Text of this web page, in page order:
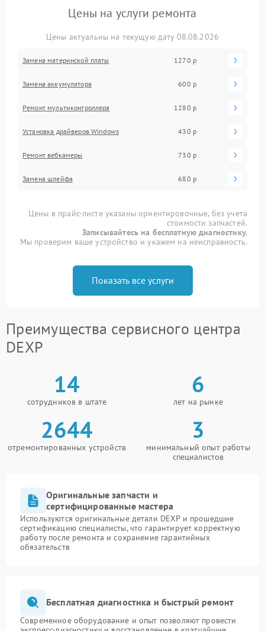
Цены на услуги ремонта
Цены актуальны на текущую дату 08.08.2026
Замена материнской платы 1270 р
Замена аккумулятора 600 р
Ремонт мультиконтроллера 1280 р
Установка драйверов Windows 430 р
Ремонт вебкамеры 730 р
Замена шлейфа 680 р
Цены в прайс-листе указаны ориентировочные, без учета
стоимости запчастей.
Записывайтесь на бесплатную диагностику.
Мы проверим ваше устройство и укажем на неисправность.
Показать все услуги
Преимущества сервисного центра
DEXP
14
сотрудников в штате
6
лет на рынке
2644
отремонтированных устройств
3
минимальный опыт работы
специалистов
Оригинальные запчасти и
сертифицированные мастера
Используются оригинальные детали DEXP и прошедшие
сертификацию специалисты, что гарантирует корректную
работу после ремонта и сохранение гарантийных
обязательств
Бесплатная диагностика и быстрый ремонт
Современное оборудование и опыт позволяют провести